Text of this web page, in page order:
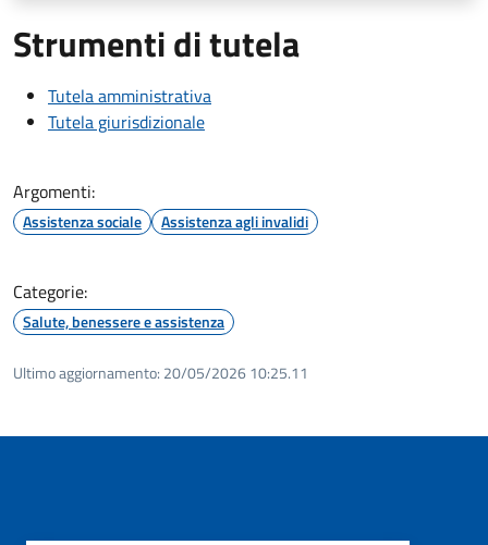
Strumenti di tutela
Tutela amministrativa
Tutela giurisdizionale
Argomenti:
Assistenza sociale Assistenza agli invalidi
Categorie:
Salute, benessere e assistenza
Ultimo aggiornamento: 20/05/2026 10:25.11